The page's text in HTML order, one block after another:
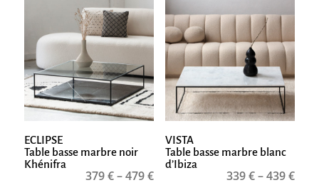
ECLIPSE
Table basse marbre noir
Khénifra
379€–479€
VISTA
Table basse marbre blanc
d’Ibiza
339€–439€